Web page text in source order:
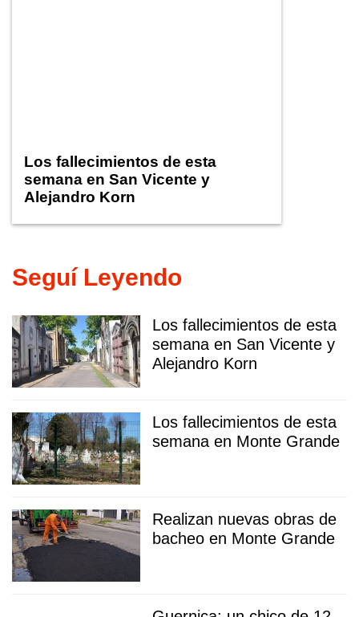
Los fallecimientos de esta
semana en San Vicente y
Alejandro Korn
Seguí Leyendo
Los fallecimientos de esta
semana en San Vicente y
Alejandro Korn
Los fallecimientos de esta
semana en Monte Grande
Realizan nuevas obras de
bacheo en Monte Grande